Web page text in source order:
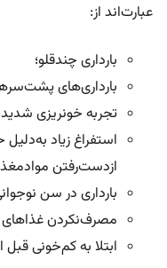
عبارت‌اند از:
بارداری چندقلو؛
بارداری‌های
تجربه خونریزی شدید
استفراغ زیاد
ازدست‌رفتن
بارداری در سن
مصرف‌نکردن غذاهای
ابتلا به کم‌خونی قبل